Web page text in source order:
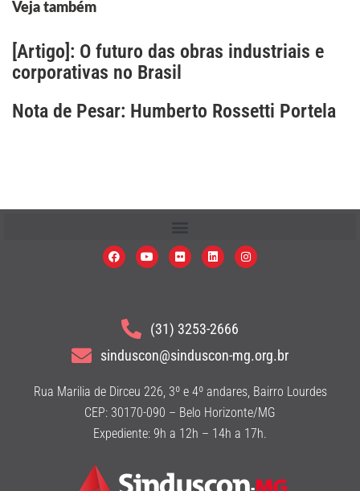
Veja também
[Artigo]: O futuro das obras industriais e
corporativas no Brasil
Nota de Pesar: Humberto Rossetti Portela
(31) 3253-2666
sinduscon@sinduscon-mg.org.br
Rua Marilia de Dirceu 226, 3º e 4º andares, Bairro Lourdes
CEP: 30170-090 – Belo Horizonte/MG
Expediente: 9h a 12h – 14h a 17h.